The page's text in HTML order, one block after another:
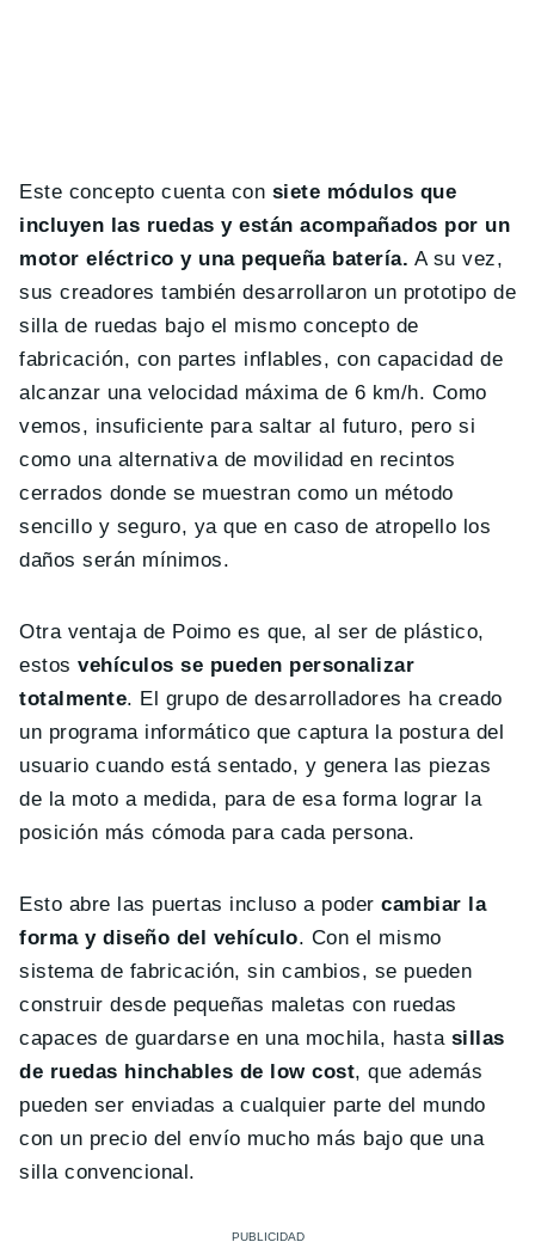
Este concepto cuenta con siete módulos que
incluyen las ruedas y están acompañados por un
motor eléctrico y una pequeña batería. A su vez,
sus creadores también desarrollaron un prototipo de
silla de ruedas bajo el mismo concepto de
fabricación, con partes inflables, con capacidad de
alcanzar una velocidad máxima de 6 km/h. Como
vemos, insuficiente para saltar al futuro, pero si
como una alternativa de movilidad en recintos
cerrados donde se muestran como un método
sencillo y seguro, ya que en caso de atropello los
daños serán mínimos.
Otra ventaja de Poimo es que, al ser de plástico,
estosvehículos se pueden personalizar
totalmente. El grupo de desarrolladores ha creado
un programa informático que captura la postura del
usuario cuando está sentado, y genera las piezas
de la moto a medida, para de esa forma lograr la
posición más cómoda para cada persona.
Esto abre las puertas incluso a podercambiar la
forma y diseño del vehículo. Con el mismo
sistema de fabricación, sin cambios, se pueden
construir desde pequeñas maletas con ruedas
capaces de guardarse en una mochila, hasta sillas
de ruedas hinchables de low cost, que además
pueden ser enviadas a cualquier parte del mundo
con un precio del envío mucho más bajo que una
silla convencional.